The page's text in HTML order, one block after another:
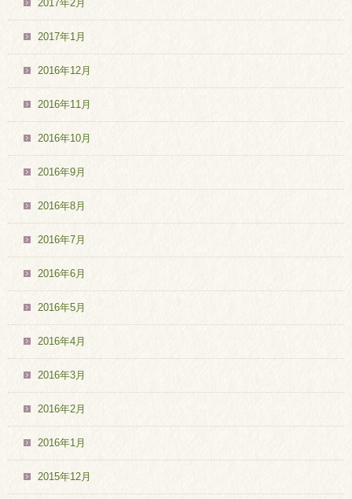
2017年2月
2017年1月
2016年12月
2016年11月
2016年10月
2016年9月
2016年8月
2016年7月
2016年6月
2016年5月
2016年4月
2016年3月
2016年2月
2016年1月
2015年12月